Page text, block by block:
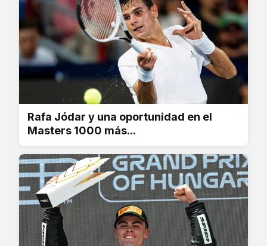
Rafa Jódar y una oportunidad en el
Masters 1000 más...